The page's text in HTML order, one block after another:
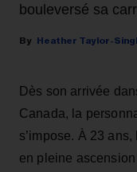
bouleversé sa
Heather Taylor-
Dès son arrivée
Canada, la
s’impose. À 23
en pleine